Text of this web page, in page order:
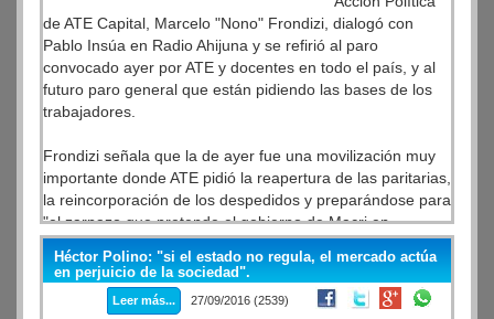
ARBIA INFORMA:
ftp://ftp.lacorameco.com/06102016/
Link a la charla completa:
https://www.youtube.com/watch?v=JA8q5uQF-xw
Luego se refiere a que hubo algunos cuestionamientos a
la EPH (Encuesta Permanente de Hogares) y que
sostiene que no se midió, pero que eso es una mentira
porque siempre se siguió midiendo y esos datos servirían
para que ellos puedan hacer el mismo trabajo hacia atrás
y vean cuales fueron las modificaciones que se
produjeron.
También se refiere a la canasta de indigencia, que
aumentó un 60% desde noviembre y a las formas de
medir pobreza por ingreso, que deja afuera otras
dimensiones como la forma de vida, la vivienda, el acceso
a la educación, etc.
de ATE Capital, Marcelo "Nono" Frondizi, dialogó con
Pablo Insúa en Radio Ahijuna y se refirió al paro
convocado ayer por ATE y docentes en todo el país, y al
futuro paro general que están pidiendo las bases de los
trabajadores.
Frondizi señala que la de ayer fue una movilización muy
importante donde ATE pidió la reapertura de las paritarias,
la reincorporación de los despedidos y preparándose para
"el zarpazo que pretende el gobierno de Macri en
diciembre, de poner el tela de juicio 144mil puestos de
trabajo".
Luego se refiere a la exigencia por parte de los
Héctor Polino: "si el estado no regula, el mercado actúa
en perjuicio de la sociedad".
Leer más... 27/09/2016 (2539)